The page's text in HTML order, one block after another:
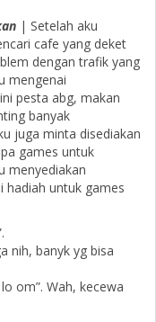
| Setelah aku
cafe yang deket
dengan trafik yang
mengenai
pesta abg, makan
banyak
juga minta disediakan
games untuk
menyediakan
hadiah untuk games
nih, banyk yg bisa
om”. Wah, kecewa